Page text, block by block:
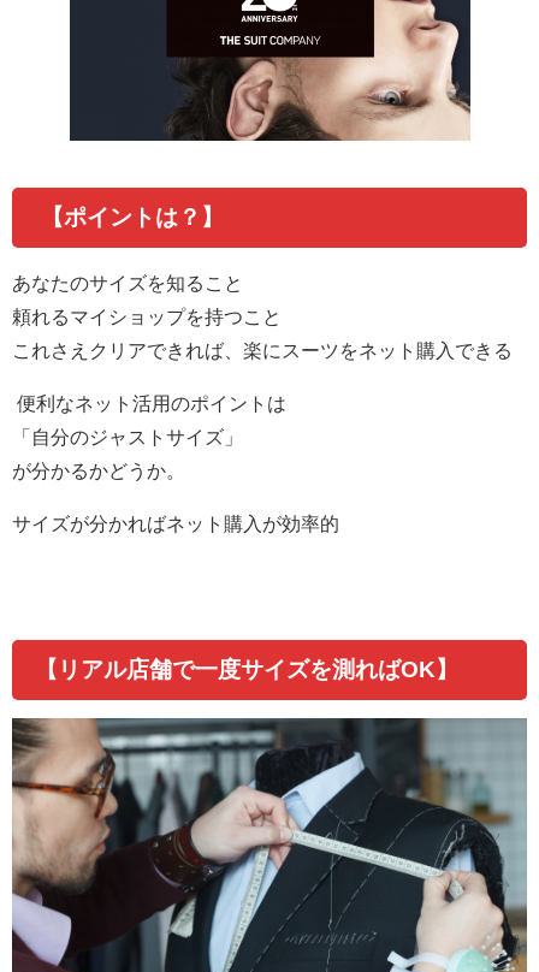
【ポイントは？】
あなたのサイズを知ること
頼れるマイショップを持つこと
これさえクリアできれば、楽にスーツをネット購入できる
便利なネット活用のポイントは
「自分のジャストサイズ」
が分かるかどうか。
サイズが分かればネット購入が効率的
【リアル店舗で一度サイズを測ればOK 】